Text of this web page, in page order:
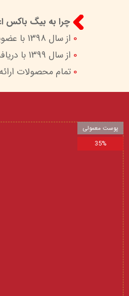
چرا به بیگ باکس
0 از سال 1398 با عضویت در ستاد ساماندهی پایگاه‌های اینترنتی وزارات ارشاد در کنار شما هستیم.
0 از سال 1399 با دریافت اینماد (نماد اعتماد الکترونیک) امکان پرداخت امن و آسان را برای شما فراهم کردیم.
0 تمام محصولات
پوست معمولی
35%